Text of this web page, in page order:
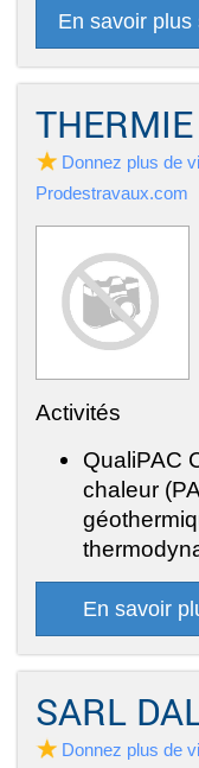
En savoir
Donnez plus de
Prodestravaux.com
Activités
QualiPAC
chaleur
En savoir
SARL
Donnez plus de